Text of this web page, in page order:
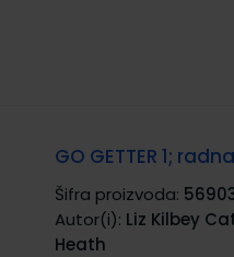
GO GETTER 1;
Šifra proizvoda:
Autor(i): Liz Kilbey
Heath